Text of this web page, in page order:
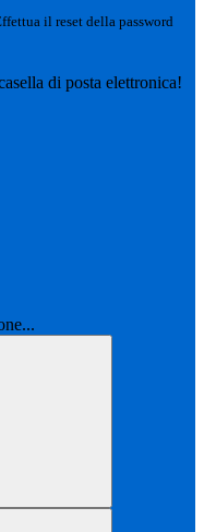
il reset della password
di posta elettronica!